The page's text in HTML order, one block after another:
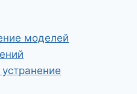
моделей